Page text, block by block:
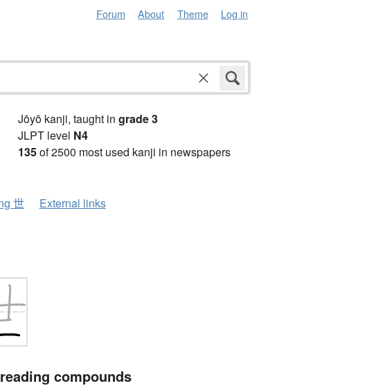
Forum About Theme Log in
Jōyō kanji, taught in grade 3
JLPT level N4
135of 2500 most used kanji in newspapers
世 External links
compounds